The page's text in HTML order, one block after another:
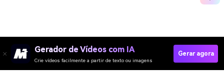
Gerador de Vídeos com IA
Crie vídeos facilmente a partir de texto ou imagens
Gerar agora